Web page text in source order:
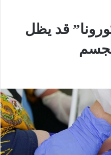
قد يظل